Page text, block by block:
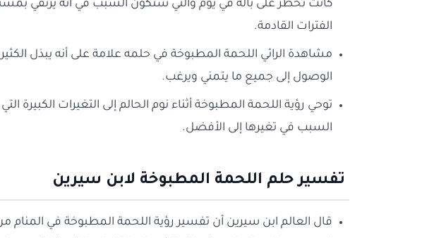
كانت تخطر على باله في يوم والتي ستكون السبب في أنه يرتقي
الفترات القادمة.
مشاهدة الرائي اللحمة المطبوخة في حلمه علامة على أنه يبذل
الوصول إلى جميع ما يتمني ويرغب.
توحي رؤية اللحمة المطبوخة أثناء نوم الحالم إلى التغيرات
السبب في تغيرها إلى الأفضل.
تفسير حلم اللحمة المطبوخة لابن سيرين
قال العالم ابن سيرين أن تفسير رؤية اللحمة المطبوخة في المنام